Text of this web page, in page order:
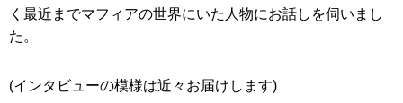
く最近までマフィアの世界にいた人物にお話しを伺いまし
た。
(インタビューの模様は近々お届けします)